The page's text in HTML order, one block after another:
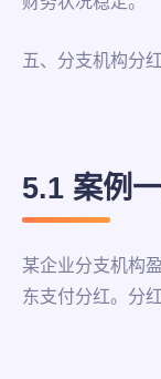
五、分支机构分
5.1 案例
某企业分支机构
东支付分红。分